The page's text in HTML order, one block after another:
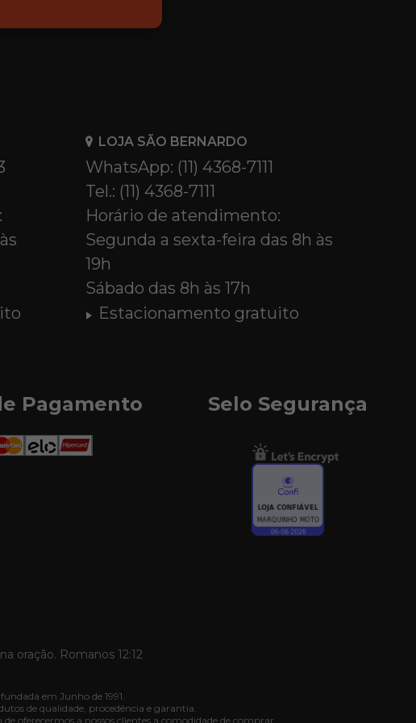
LOJA SÃO BERNARDO
WhatsApp: (11) 4368-7111
Tel.: (11) 4368-7111
Horário de atendimento:
Segunda a sexta-feira das 8h às
19h
Sábado das 8h às 17h
Estacionamento gratuito
Pagamento Selo Segurança
oração. Romanos 12:12
em Junho de 1991.
de qualidade, procedência e garantia.
oferecermos a nossos clientes a comodidade de comprar